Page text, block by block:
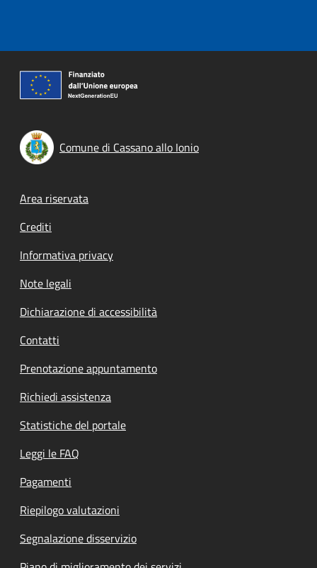
Comune di Cassano allo Ionio
Footer menu
Area riservata
Crediti
Informativa privacy
Note legali
Dichiarazione di accessibilità
Contatti
Prenotazione appuntamento
Richiedi assistenza
Statistiche del portale
Leggi le FAQ
Pagamenti
Riepilogo valutazioni
Segnalazione disservizio